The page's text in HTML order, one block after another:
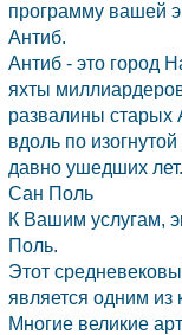
программу вашей
Антиб.
Антиб - это город
яхты
развалины старых
вдоль по
давно ушедших лет.
Cан Поль
К Вашим услугам,
Поль.
Этот
является одним
Многие великие